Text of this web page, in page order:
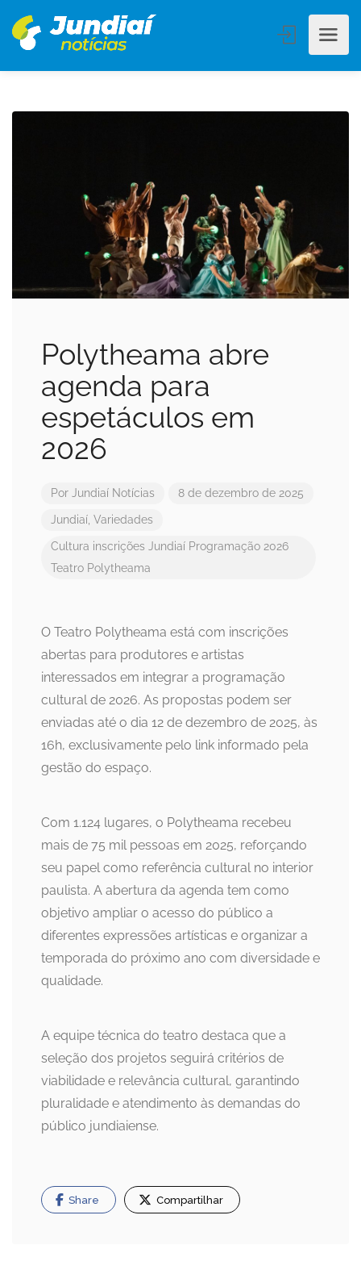
Polytheama abre
agenda para
espetáculos em
2026
Por Jundiaí Notícias 8 de dezembro de 2025
Jundiaí, Variedades
Cultura inscrições Jundiaí Programação 2026
Teatro Polytheama
O Teatro Polytheama está com inscrições
abertas para produtores e artistas
interessados em integrar a programação
cultural de 2026. As propostas podem ser
enviadas até o dia 12 de dezembro de 2025, às
16h, exclusivamente pelo link informado pela
gestão do espaço.
Com 1.124 lugares, o Polytheama recebeu
mais de 75 mil pessoas em 2025, reforçando
seu papel como referência cultural no interior
paulista. A abertura da agenda tem como
objetivo ampliar o acesso do público a
diferentes expressões artísticas e organizar a
temporada do próximo ano com diversidade e
qualidade.
A equipe técnica do teatro destaca que a
seleção dos projetos seguirá critérios de
viabilidade e relevância cultural, garantindo
pluralidade e atendimento às demandas do
público jundiaiense.
Share Compartilhar